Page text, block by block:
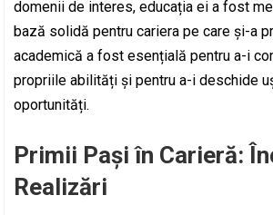
domenii de interes, educația ei a fost
bază solidă pentru cariera pe care și-a
academică a fost esențială pentru a-i
propriile abilități și pentru a-i deschide
oportunități.
Primii Pași în Carieră:
Realizări